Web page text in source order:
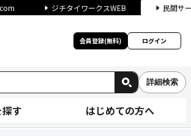
ジチタイワークスWEB 民間サ
会員登録(無料) ログイン
詳細検索
す はじめての方へ